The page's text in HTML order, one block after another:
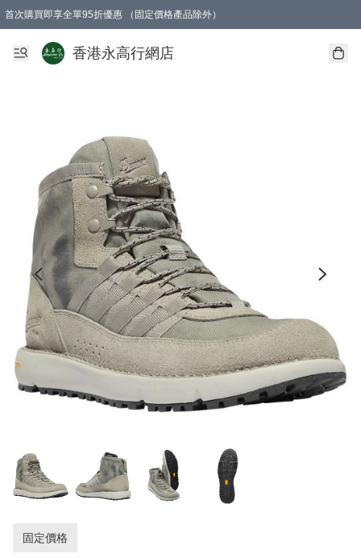
首次購買即享全單95折優惠 （固定價格產品除外）
澳門地區購物滿$800免運費
香港地區購物滿$600免運費
購買滿HK$1000即可免費獲得一個GEARLEX Small Ear Carabiner 2.0 扣環（贈品
香港永高行網店
固定價格